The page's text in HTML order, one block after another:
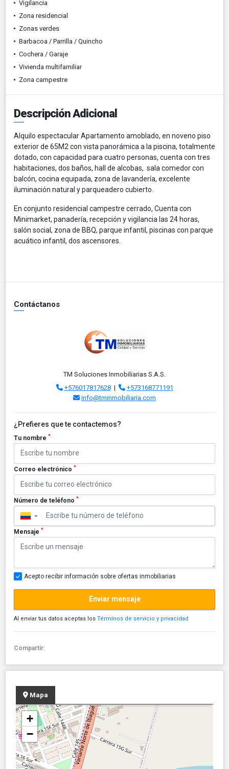
Vigilancia
Zona residencial
Zonas verdes
Barbacoa / Parrilla / Quincho
Cochera / Garaje
Vivienda multifamiliar
Zona campestre
Descripción Adicional
Alquilo espectacular Apartamento amoblado, en noveno piso
exterior de 65M2 con vista panorámica a la piscina, totalmente
dotado, con capacidad para cuatro personas, cuenta con tres
habitaciones, dos baños, hall de alcobas, sala comedor con
balcón, cocina equipada, zona de lavandería, excelente
iluminación natural y parqueadero cubierto.
En conjunto residencial campestre cerrado, Cuenta con
Minimarket, panadería, recepción y vigilancia las 24 horas,
salón social, zona de BBQ, parque infantil, piscinas con parque
acuático infantil, dos ascensores.
Contáctanos
TM Soluciones Inmobiliarias S.A.S.
+576017817628|
+573168771191
info@tminmobiliaria.com
¿Prefieres que te contactemos?
Tu nombre *
Correo electrónico *
Número de teléfono *
▼
Mensaje *
Acepto recibir información sobre ofertas inmobiliarias
Enviar mensaje
Al enviar tus datos aceptas los Términos de servicio y privacidad
Compartir:
Mapa
+
−